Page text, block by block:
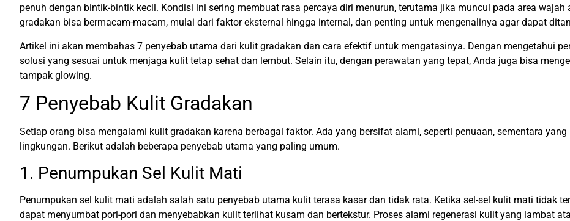
penuh dengan bintik-bintik kecil. Kondisi ini sering membuat rasa percaya diri menurun, terutama jika muncul pada area
gradakan bisa bermacam-macam, mulai dari faktor eksternal hingga internal, dan penting untuk mengenalinya agar dapat
Artikel ini akan membahas 7 penyebab utama dari kulit gradakan dan cara efektif untuk mengatasinya. Dengan mengetahui
solusi yang sesuai untuk menjaga kulit tetap sehat dan lembut. Selain itu, dengan perawatan yang tepat, Anda juga bisa
tampak glowing.
7 Penyebab Kulit Gradakan
Setiap orang bisa mengalami kulit gradakan karena berbagai faktor. Ada yang bersifat alami, seperti penuaan, sementara
lingkungan. Berikut adalah beberapa penyebab utama yang paling umum.
1. Penumpukan Sel Kulit Mati
Penumpukan sel kulit mati adalah salah satu penyebab utama kulit terasa kasar dan tidak rata. Ketika sel-sel kulit mati tidak
dapat menyumbat pori-pori dan menyebabkan kulit terlihat kusam dan bertekstur. Proses alami regenerasi kulit yang lambat